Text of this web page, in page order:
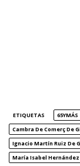
ETIQUETAS 65YMÁS
Cambra De Comerç De
Ignacio Martín Ruiz De
María Isabel Hernández